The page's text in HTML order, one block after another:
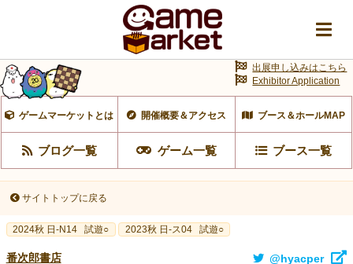
ゲームマーケットとは 開催概要＆アクセス ブース＆ホールMAP
ブログ一覧 ゲーム一覧 ブース一覧
出展申し込みはこちら
Exhibitor Application
サイトトップに戻る
2024秋 日-N14 試遊○ 2023秋 日-ス04 試遊○
番次郎書店 @hyacper